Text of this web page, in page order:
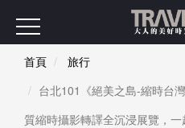
首頁
旅行
台北101《絕美之島-縮時台
質縮時攝影轉譯全沉浸展覽，